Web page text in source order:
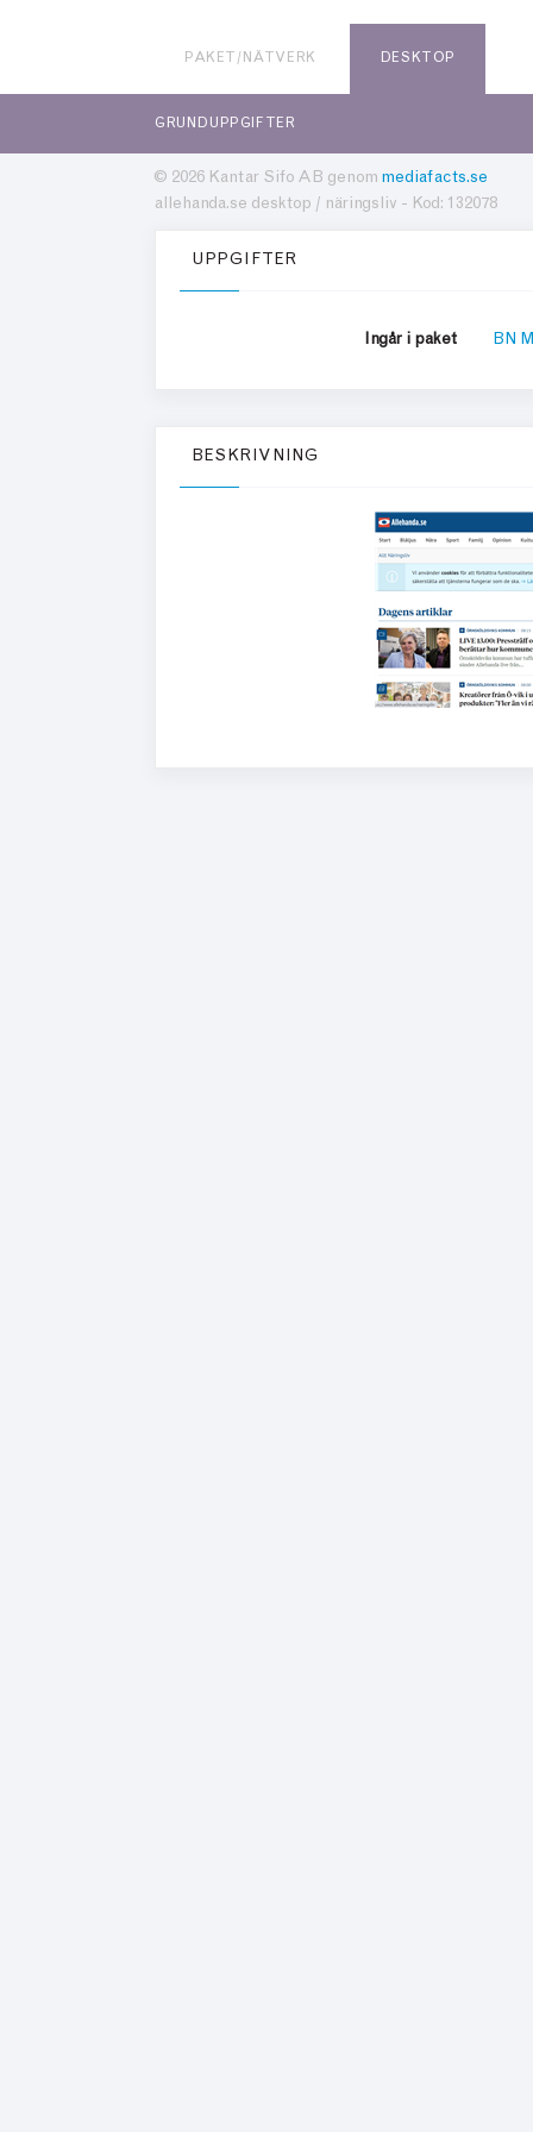
PAKET/NÄTVERK DESKTOP
GRUNDUPPGIFTER
© 2026 Kantar Sifo AB genom mediafacts.se
allehanda.se desktop / näringsliv - Kod: 132078
UPPGIFTER
Ingår i paket BN
BESKRIVNING